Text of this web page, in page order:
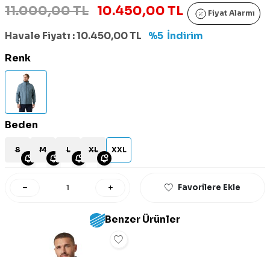
11.000,00 TL 10.450,00 TL Fiyat Alarmı
Havale Fiyatı :10.450,00TL %5 İndirim
Renk
Beden
S M L XL XXL
Favorilere Ekle
Benzer Ürünler